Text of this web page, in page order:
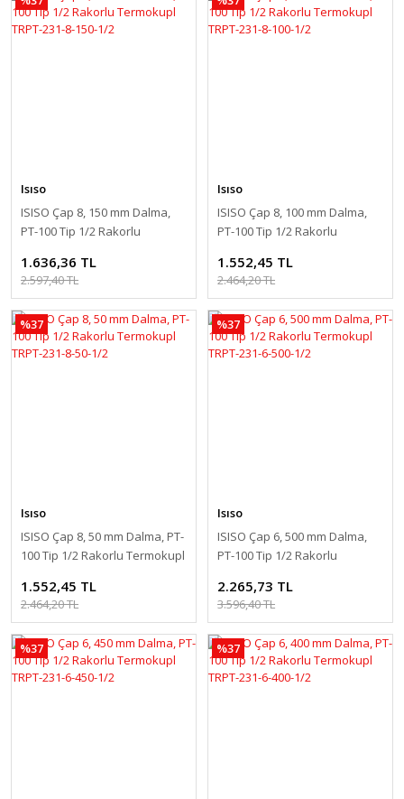
Isıso
ISISO Çap 8, 150 mm Dalma,
PT-100 Tip 1/2 Rakorlu
1.636,36 TL
2.597,40 TL
Isıso
ISISO Çap 8, 100 mm Dalma,
PT-100 Tip 1/2 Rakorlu
1.552,45 TL
2.464,20 TL
%37
Isıso
ISISO Çap 8, 50 mm Dalma, PT-
100 Tip 1/2 Rakorlu Termokupl
1.552,45 TL
2.464,20 TL
%37
Isıso
ISISO Çap 6, 500 mm Dalma,
PT-100 Tip 1/2 Rakorlu
2.265,73 TL
3.596,40 TL
%37 %37